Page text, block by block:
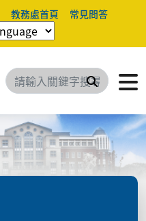
教務處首頁
常見問答
搜尋